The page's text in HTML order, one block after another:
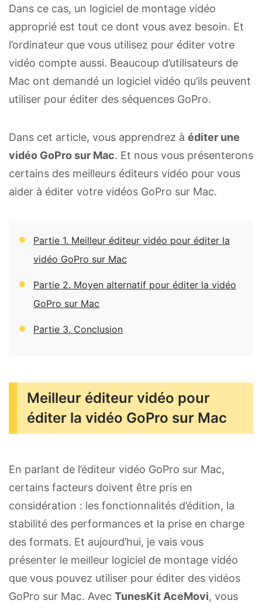
Dans ce cas, un logiciel de montage vidéo
approprié est tout ce dont vous avez besoin. Et
l’ordinateur que vous utilisez pour éditer votre
vidéo compte aussi. Beaucoup d’utilisateurs de
Mac ont demandé un logiciel vidéo qu’ils peuvent
utiliser pour éditer des séquences GoPro.
Dans cet article, vous apprendrez à éditer une
vidéo GoPro sur Mac. Et nous vous présenterons
certains des meilleurs éditeurs vidéo pour vous
aider à éditer votre vidéos GoPro sur Mac.
Partie 1. Meilleur éditeur vidéo pour éditer la
vidéo GoPro sur Mac
Partie 2. Moyen alternatif pour éditer la vidéo
GoPro sur Mac
Partie 3. Conclusion
Meilleur éditeur vidéo pour
éditer la vidéo GoPro sur Mac
En parlant de l’éditeur vidéo GoPro sur Mac,
certains facteurs doivent être pris en
considération : les fonctionnalités d’édition, la
stabilité des performances et la prise en charge
des formats. Et aujourd’hui, je vais vous
présenter le meilleur logiciel de montage vidéo
que vous pouvez utiliser pour éditer des vidéos
GoPro sur Mac. Avec TunesKit AceMovi, vous